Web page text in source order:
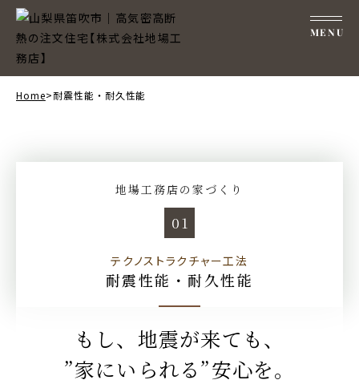
MENU
Home>耐震性能・耐久性能
地場工務店の家づくり
01
テクノストラクチャー工法
耐震性能・耐久性能
もし、地震が来ても、
”家にいられる”安心を。